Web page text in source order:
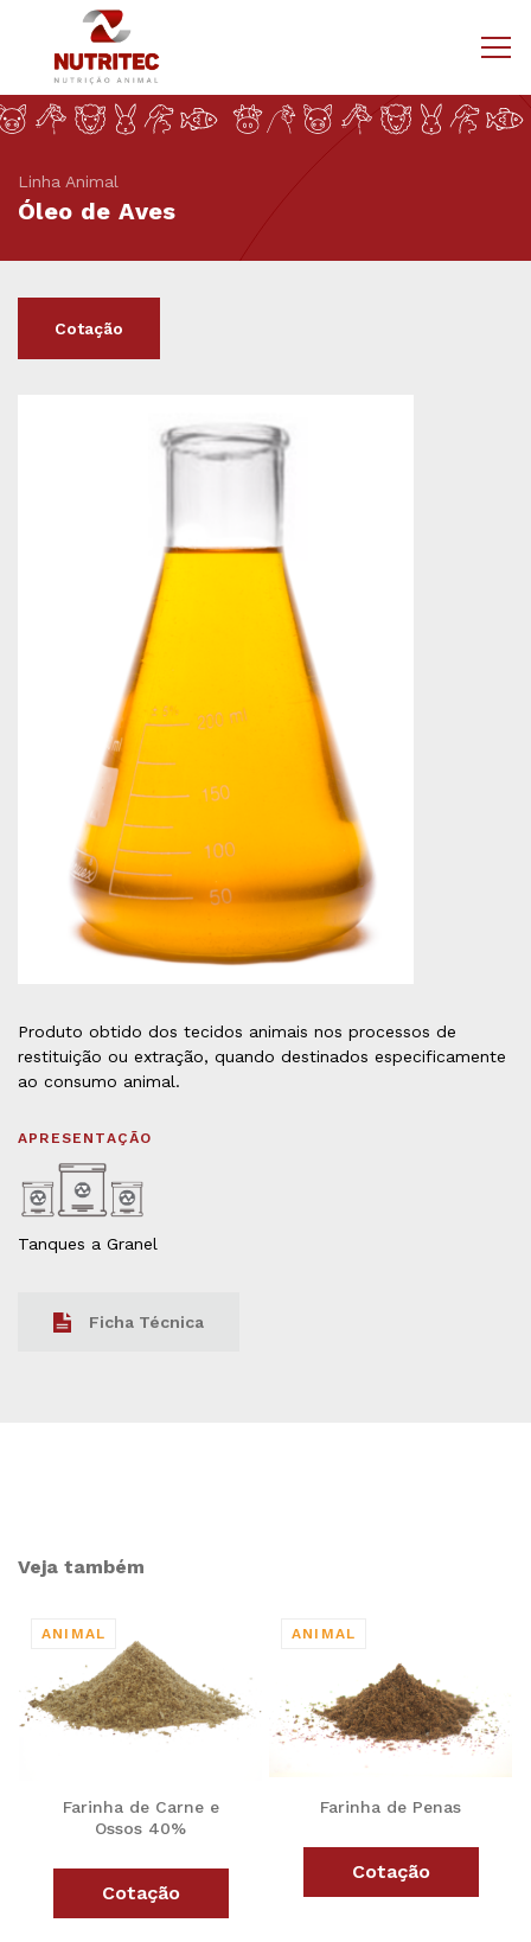
Linha Animal
Óleo de Aves
Cotação
APRESENTAÇÃO
Tanques a Granel
Ficha Técnica
Produto obtido dos tecidos animais nos processos de
restituição ou extração, quando destinados especificamente
ao consumo animal.
Veja também
Farinha de Carne e
Ossos 40%
Cotação
Farinha de Penas
Cotação